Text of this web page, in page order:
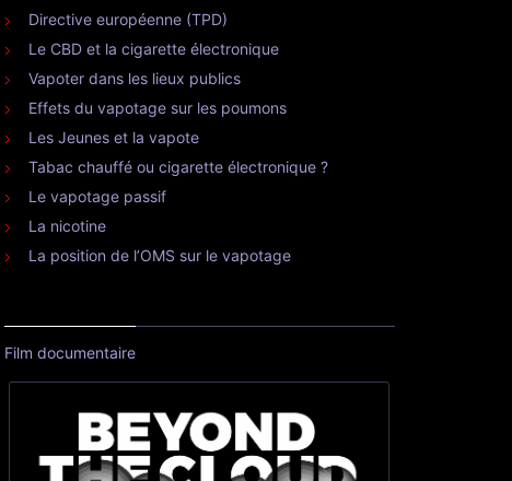
Directive européenne (TPD)
Le CBD et la cigarette électronique
Vapoter dans les lieux publics
Effets du vapotage sur les poumons
Les Jeunes et la vapote
Tabac chauffé ou cigarette électronique ?
Le vapotage passif
La nicotine
La position de l’OMS sur le vapotage
Film documentaire